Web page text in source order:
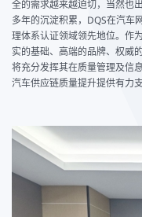
全的需求越来越迫切，当然也
多年的沉淀积累，DQS在汽车
理体系认证领域领先地位。作
实的基础、高端的品牌、权威
将充分发挥其在质量管理及信
汽车供应链质量提升提供有力支